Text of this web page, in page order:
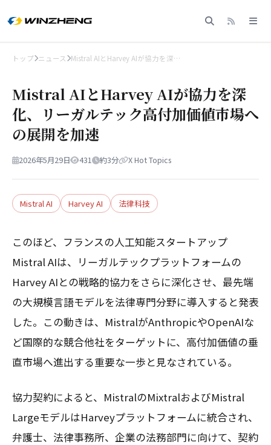
トップ ニュース Mistral AIとHarvey AIが協力を深…
Mistral AIとHarvey AIが協力を深
化、リーガルテック高付加価値市場へ
の展開を加速
2026年5月29日 431 約3分 X Hot Topics
Mistral AI Harvey AI 法律科技
このほど、フランスの人工知能スタートアップ
Mistral AIは、リーガルテックプラットフォームの
Harvey AIとの戦略的協力をさらに深化させ、最先端
の大規模言語モデルを法律専門分野に導入すると発表
した。この動きは、MistralがAnthropicやOpenAIな
ど国際的な競合他社をターゲットに、高付加価値の垂
直市場へ進出する重要な一歩と見なされている。
協力契約によると、MistralのMixtralおよびMistral
LargeモデルはHarveyプラットフォームに統合され、
弁護士、法律事務所、企業の法務部門に向けて、契約